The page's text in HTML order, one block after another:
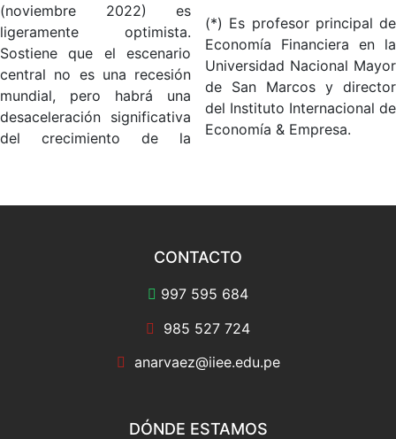
(noviembre 2022) es
ligeramente optimista.
Sostiene que el escenario
central no es una recesión
mundial, pero habrá una
desaceleración significativa
del crecimiento de la
(*) Es profesor principal de
Economía Financiera en la
Universidad Nacional Mayor
de San Marcos y director
del Instituto Internacional de
Economía & Empresa.
CONTACTO
997 595 684
985 527 724
anarvaez@iiee.edu.pe
DÓNDE ESTAMOS